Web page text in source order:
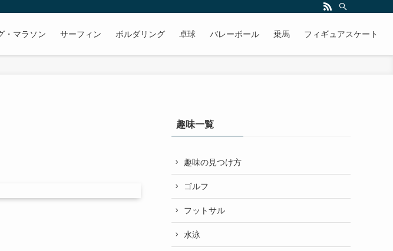
・マラソン サーフィン ボルダリング 卓球 バレーボール 乗馬 フィギュアスケート
趣味一覧
趣味の見つけ方
ゴルフ
フットサル
水泳